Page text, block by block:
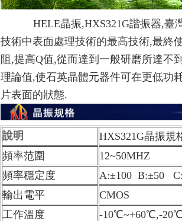
HELE晶振,HXS321G諧振器,臺
技術中表面處理技術的最高技術,最終
阻,提高Q值,從而達到一般研磨所達不
理論值,使石英晶體元器件可在更低功
片表面的狀態.
說明
HXS321G晶振規
頻率范圍
12~50MHZ
頻率穩定度
A:±100 B:±50
輸出電平
CMOS
工作溫度
-10℃~+60℃,-